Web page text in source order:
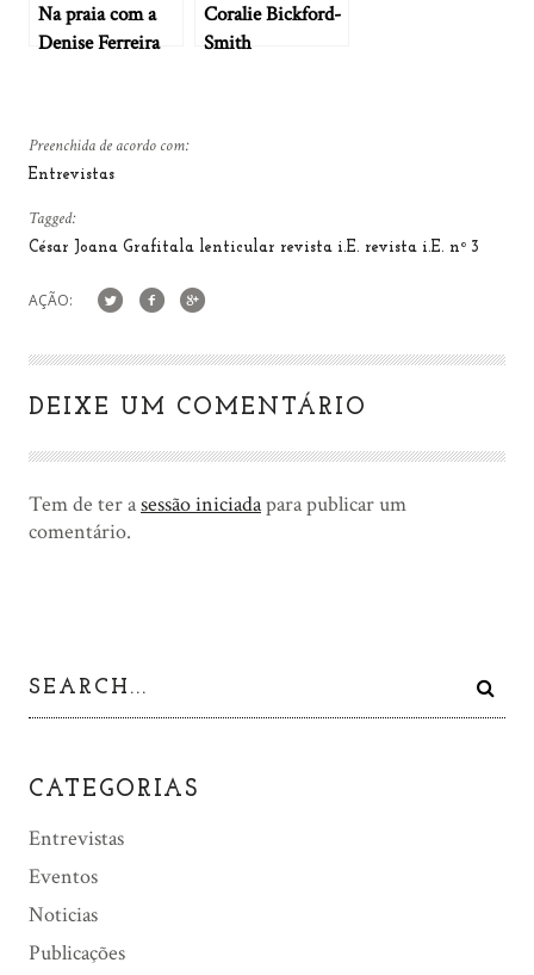
Na praia com a
Denise Ferreira
Coralie Bickford-
Smith
Preenchida de acordo com:
Entrevistas
Tagged:
César Joana Grafitala lenticular revista i.E. revista i.E. nº 3
AÇÃO:
DEIXE UM COMENTÁRIO
Tem de ter asessão iniciadapara publicar um
comentário.
CATEGORIAS
Entrevistas
Eventos
Noticias
Publicações